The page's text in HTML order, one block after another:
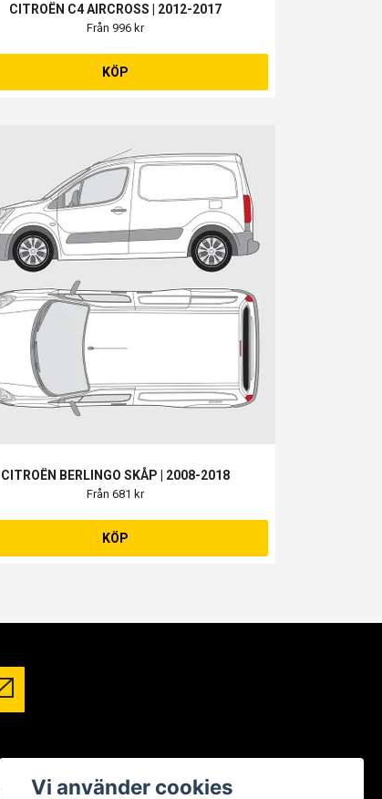
CITROËN C4 AIRCROSS | 2012-2017
Från 996 kr
KÖP
CITROËN BERLINGO SKÅP | 2008-2018
Från 681 kr
KÖP
Facebook
Vi använder cookies